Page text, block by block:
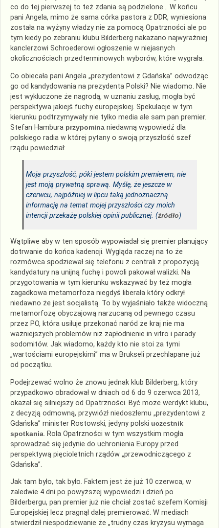
co do tej pierwszej to też zdania są podzielone… W końcu
pani Angela, mimo że sama córka pastora z DDR, wyniesiona
została na wyżyny władzy nie za pomocą Opatrzności ale po
tym kiedy po zebraniu klubu Bilderberg nakazano najwyraźniej
kanclerzowi Schroederowi ogłoszenie w niejasnych
okolicznościach przedterminowych wyborów, które wygrała.
Co obiecała pani Angela „prezydentowi z Gdańska” odwodząc
go od kandydowania na prezydenta Polski? Nie wiadomo. Nie
jest wykluczone że nagrodą, w uznaniu zasług, mogła być
perspektywa jakiejś fuchy europejskiej. Spekulacje w tym
kierunku podtrzymywały nie tylko media ale sam pan premier.
Stefan Hambura przypomina niedawną wypowiedź dla
polskiego radia w której pytany o swoją przyszłość szef
rządu powiedział:
Moja przyszłość, póki jestem polskim premierem, nie
jest moją prywatną sprawą. Myślę, że jeszcze w
czerwcu, najpóźniej w lipcu taką jednoznaczną
informację na temat mojej przyszłości czy moich
intencji przekażę polskiej opinii publicznej. (źródło)
Wątpliwe aby w ten sposób wypowiadał się premier planujący
dotrwanie do końca kadencji. Wygląda raczej na to że
rozmówca spodziewał się telefonu z centrali z propozycją
kandydatury na unijną fuchę i powoli pakował walizki. Na
przygotowania w tym kierunku wskazywać by też mogła
zagadkowa metamorfoza niegdyś liberała który odkrył
niedawno że jest socjalistą. To by wyjaśniało także widoczną
metamorfozę obyczajową narzucaną od pewnego czasu
przez PO, która usiłuje przekonać naród że kraj nie ma
ważniejszych problemów niż zapłodnienie in vitro i parady
sodomitów. Jak wiadomo, każdy kto nie stoi za tymi
„wartościami europejskimi” ma w Brukseli przechlapane już
od początku.
Podejrzewać wolno że znowu jednak klub Bilderberg, który
przypadkowo obradował w dniach od 6 do 9 czerwca 2013,
okazał się silniejszy od Opatrzności. Być może werdykt klubu,
z decyzją odmowną, przywiózł niedoszłemu „prezydentowi z
Gdańska” minister Rostowski, jedyny polski uczestnik
spotkania. Rola Opatrzności w tym wszystkim mogła
sprowadzać się jedynie do uchronienia Europy przed
perspektywą pięcioletnich rządów „przewodniczącego z
Gdańska”.
Jak tam było, tak było. Faktem jest że już 10 czerwca, w
zaledwie 4 dni po powyższej wypowiedzi i dzień po
Bilderbergu, pan premier już nie chciał zostać szefem Komisji
Europejskiej lecz pragnął dalej premierować. W mediach
stwierdził niespodziewanie że „trudny czas kryzysu wymaga